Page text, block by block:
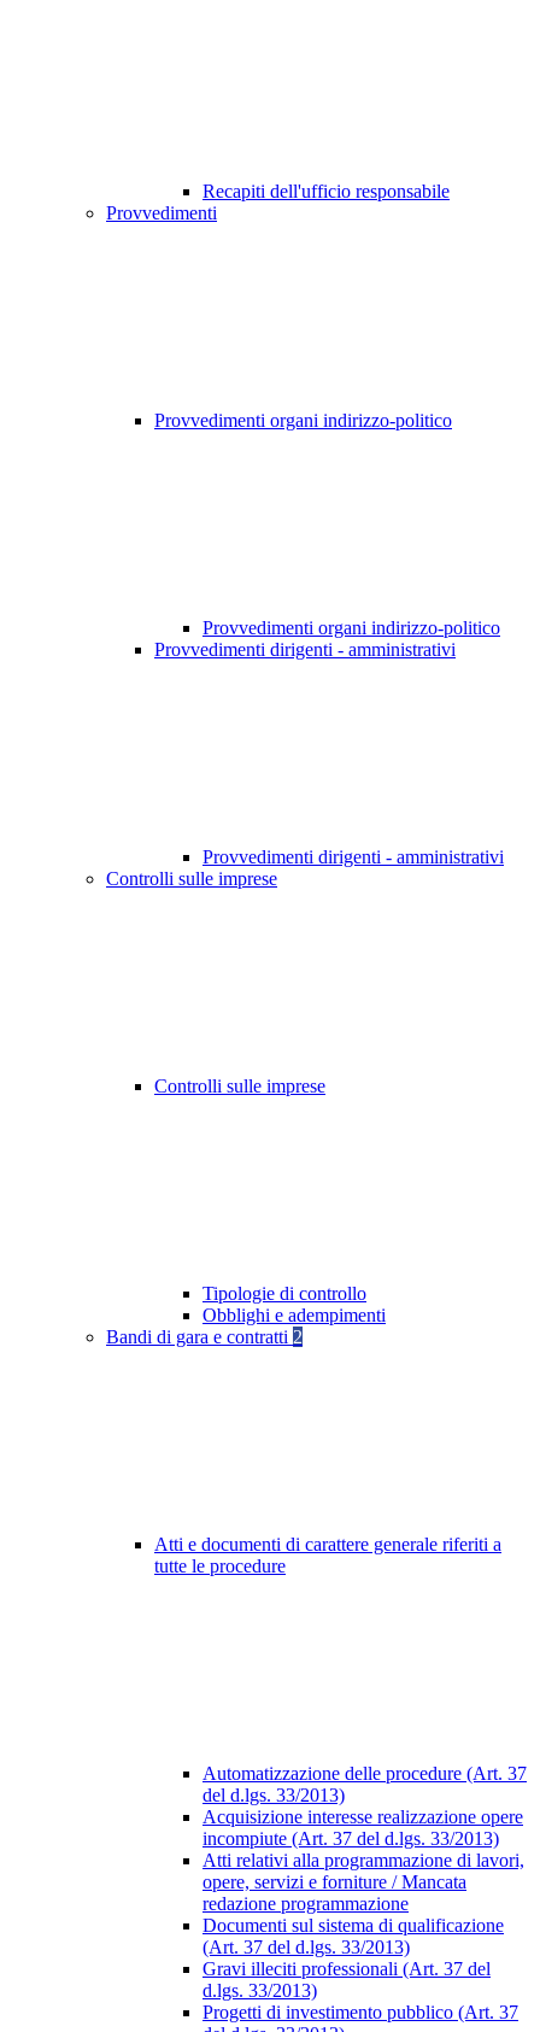
Recapiti dell'ufficio responsabile
Provvedimenti
Provvedimenti organi indirizzo-politico
Provvedimenti organi indirizzo-politico
Provvedimenti dirigenti - amministrativi
Provvedimenti dirigenti - amministrativi
Controlli sulle imprese
Controlli sulle imprese
Tipologie di controllo
Obblighi e adempimenti
Bandi di gara e contratti 2
Atti e documenti di carattere generale riferiti a
tutte le procedure
Automatizzazione delle procedure (Art. 37
del d.lgs. 33/2013)
Acquisizione interesse realizzazione opere
incompiute (Art. 37 del d.lgs. 33/2013)
Atti relativi alla programmazione di lavori,
opere, servizi e forniture / Mancata
redazione programmazione
Documenti sul sistema di qualificazione
(Art. 37 del d.lgs. 33/2013)
Gravi illeciti professionali (Art. 37 del
d.lgs. 33/2013)
Progetti di investimento pubblico (Art. 37